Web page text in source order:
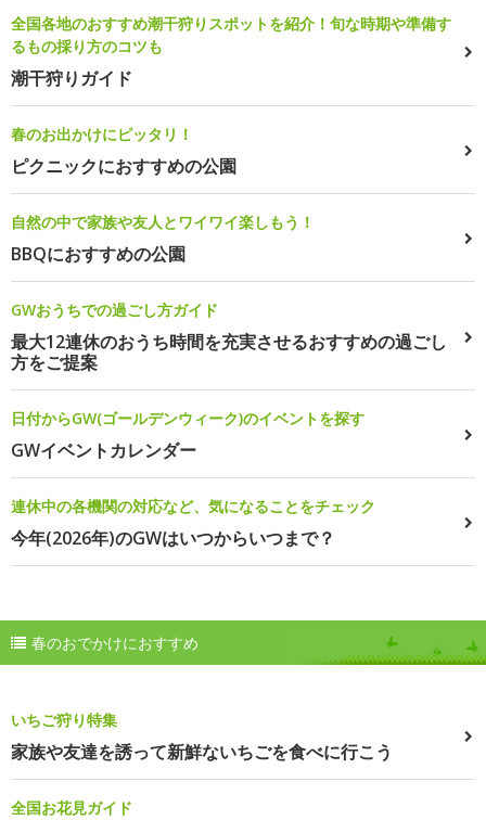
全国各地のおすすめ潮干狩りスポットを紹介！旬な時期や準備す
るもの採り方のコツも
潮干狩りガイド
春のお出かけにピッタリ！
ピクニックにおすすめの公園
自然の中で家族や友人とワイワイ楽しもう！
BBQにおすすめの公園
GWおうちでの過ごし方ガイド
最大12連休のおうち時間を充実させるおすすめの過ごし
方をご提案
日付からGW(ゴールデンウィーク)のイベントを探す
GWイベントカレンダー
連休中の各機関の対応など、気になることをチェック
今年(2026年)のGWはいつからいつまで？
春のおでかけにおすすめ
いちご狩り特集
家族や友達を誘って新鮮ないちごを食べに行こう
全国お花見ガイド